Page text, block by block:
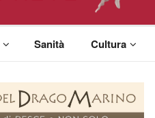
Sanità Cultura